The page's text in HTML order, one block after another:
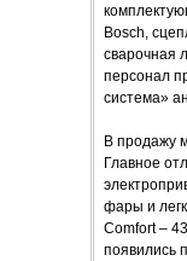
Bosch,
сварочная
персонал
система»
В продажу
Главное
фары и
Comfort –
появились